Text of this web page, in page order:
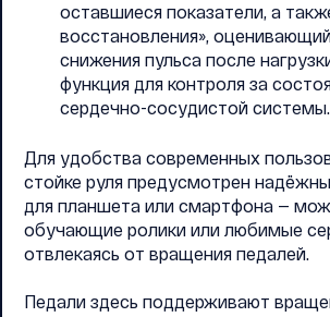
оставшиеся показатели, а
восстановления»,
снижения пульса после
функция для контроля за
сердечно-сосудистой системы.
Для удобства современных
стойке руля предусмотрен
для планшета или смартфона —
обучающие ролики или любимые
отвлекаясь от вращения педалей.
Педали здесь поддерживают